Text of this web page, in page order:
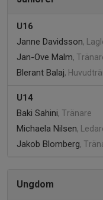
U16
Janne Davidsson,
Jan-Ove Malm,
Blerant Balaj,
U14
Baki Sahini, Tränare
Michaela Nilsen,
Jakob Blomberg,
Ungdom